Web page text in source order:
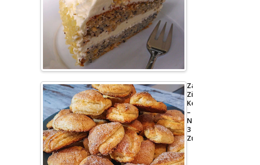
Zarte
Zimt-
Kekse
–
Nur
3
Zutaten